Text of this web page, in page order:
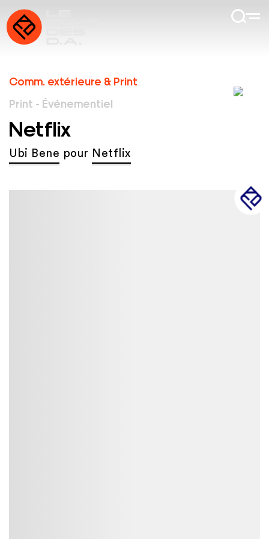
Comm. extérieure & Print
Print - Événementiel
Netflix
Ubi Bene pour Netflix